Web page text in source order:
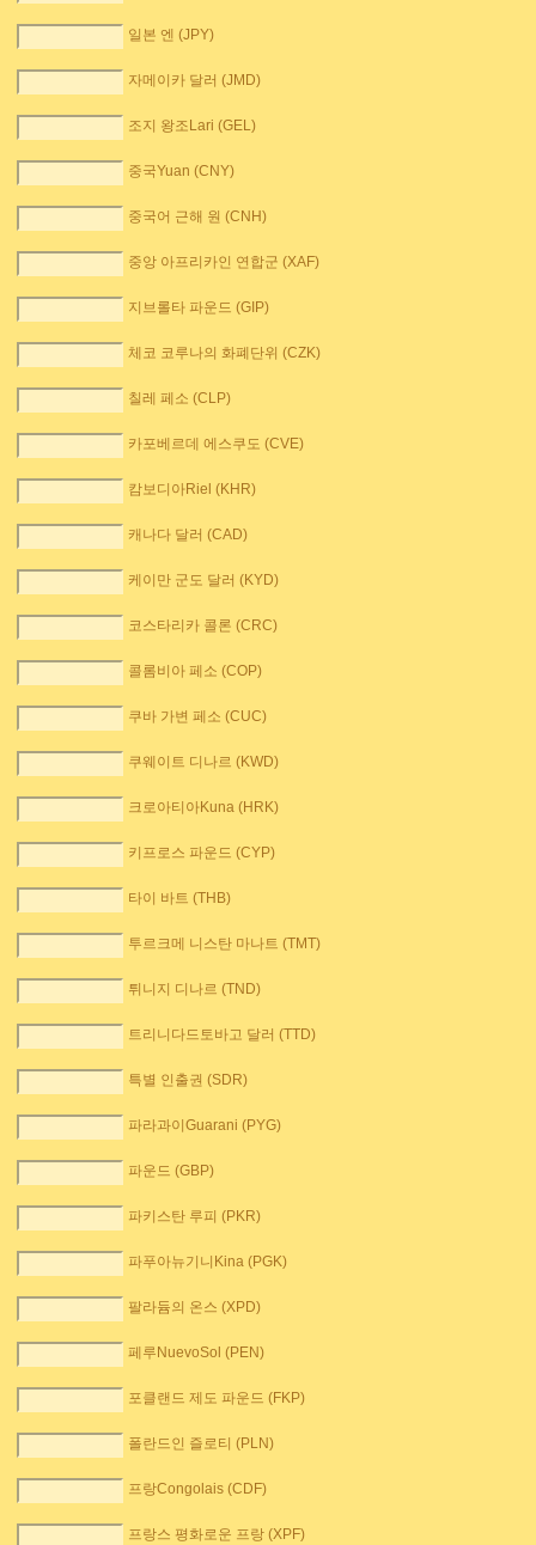
일본 엔 (JPY)
자메이카 달러 (JMD)
조지 왕조Lari (GEL)
중국Yuan (CNY)
중국어 근해 원 (CNH)
중앙 아프리카인 연합군 (XAF)
지브롤타 파운드 (GIP)
체코 코루나의 화폐단위 (CZK)
칠레 페소 (CLP)
카포베르데 에스쿠도 (CVE)
캄보디아Riel (KHR)
캐나다 달러 (CAD)
케이만 군도 달러 (KYD)
코스타리카 콜론 (CRC)
콜롬비아 페소 (COP)
쿠바 가변 페소 (CUC)
쿠웨이트 디나르 (KWD)
크로아티아Kuna (HRK)
키프로스 파운드 (CYP)
타이 바트 (THB)
투르크메 니스탄 마나트 (TMT)
튀니지 디나르 (TND)
트리니다드토바고 달러 (TTD)
특별 인출권 (SDR)
파라과이Guarani (PYG)
파운드 (GBP)
파키스탄 루피 (PKR)
파푸아뉴기니Kina (PGK)
팔라듐의 온스 (XPD)
페루NuevoSol (PEN)
포클랜드 제도 파운드 (FKP)
폴란드인 즐로티 (PLN)
프랑Congolais (CDF)
프랑스 평화로운 프랑 (XPF)